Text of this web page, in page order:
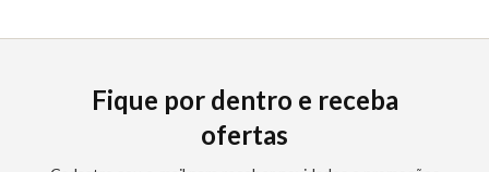
Fique por dentro e receba
ofertas